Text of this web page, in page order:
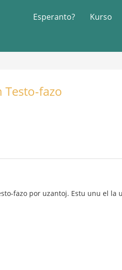
Esperanto? Kurso
Testo-fazo
fazo por uzantoj. Estu unu el la